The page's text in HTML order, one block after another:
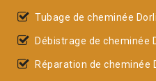
Tubage de cheminée
Débistrage de cheminée
Réparation de cheminée